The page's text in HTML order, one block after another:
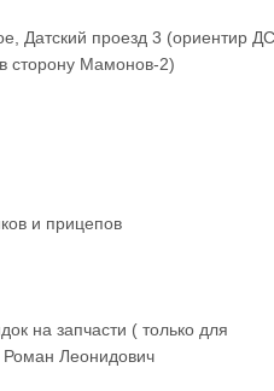
Датский проезд 3 (ориентир
сторону Мамонов-2)
и прицепов
на запчасти ( только для
Роман Леонидович